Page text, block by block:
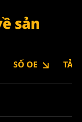
sản
SỐ OE TẢI